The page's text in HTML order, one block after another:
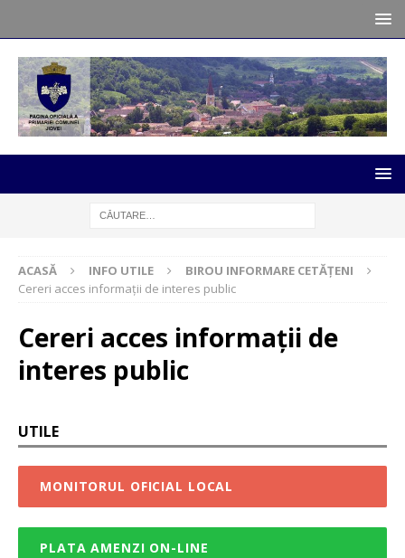
ACASĂ INFO UTILE
BIROU INFORMARE CETĂȚENI
Cereri acces informații de interes public
Cereri acces informații de
interes public
UTILE
MONITORUL OFICIAL LOCAL
PLATA AMENZI ON-LINE